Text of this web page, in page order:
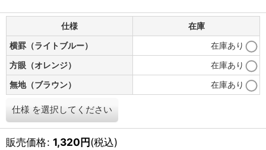
仕様
在庫
横罫（ライトブルー）
在庫あり
方眼（オレンジ）
在庫あり
無地（ブラウン）
在庫あり
仕様 を選択してください
販売価格: 1,320円(税込)